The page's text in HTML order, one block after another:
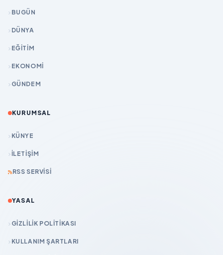
BUGÜN
DÜNYA
EĞİTİM
EKONOMİ
GÜNDEM
KURUMSAL
KÜNYE
İLETIŞIM
RSS SERVISI
YASAL
GIZLILIK POLITIKASI
KULLANIM ŞARTLARI